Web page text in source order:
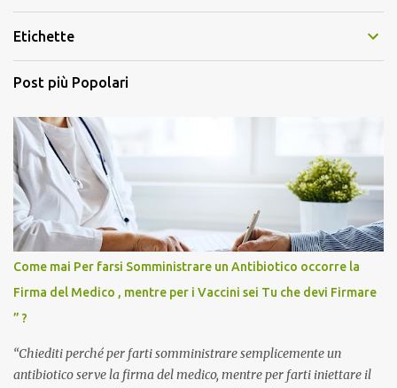
Etichette
Post più Popolari
Come mai Per farsi Somministrare un Antibiotico occorre la
Firma del Medico , mentre per i Vaccini sei Tu che devi Firmare
” ?
“Chiediti perché per farti somministrare semplicemente un
antibiotico serve la firma del medico, mentre per farti iniettare il